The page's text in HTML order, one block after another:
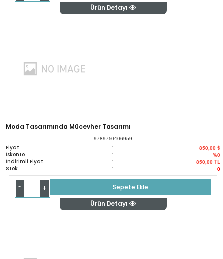
Ürün Detayı
Moda Tasarımında Mücevher Tasarımı
9789750406959
Fiyat : 850,00 ₺
İskonto : %0
İndirimli Fiyat : 850,00 TL
Stok : 0
- +
Sepete Ekle
Ürün Detayı